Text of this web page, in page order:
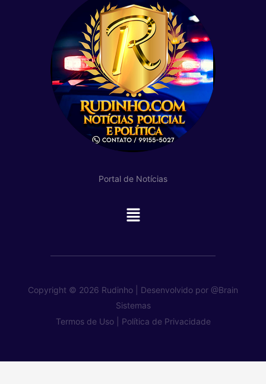
Portal de Notícias
Main
Copyright © 2026 Rudinho | Desenvolvido por @Brain
Sistemas
Termos de Uso |
Política de Privacidade